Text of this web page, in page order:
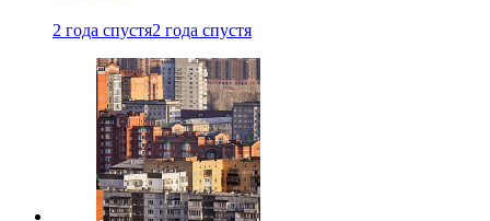
2 года спустя2 года спустя